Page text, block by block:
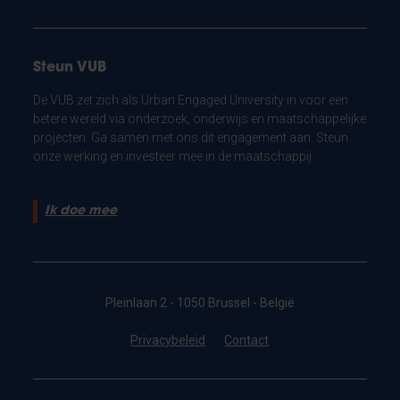
Steun VUB
De VUB zet zich als Urban Engaged University in voor een
betere wereld via onderzoek, onderwijs en maatschappelijke
projecten. Ga samen met ons dit engagement aan. Steun
onze werking en investeer mee in de maatschappij.
Ik doe mee
Pleinlaan 2 - 1050 Brussel - België
Privacybeleid Contact